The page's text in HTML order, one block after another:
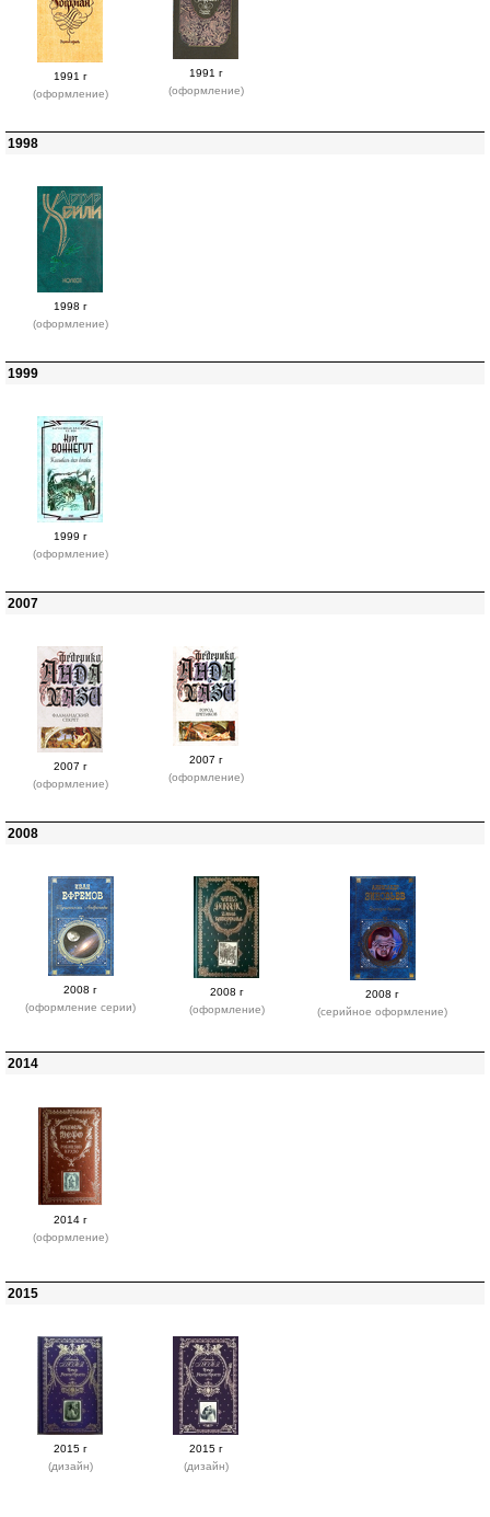
1991 г
(оформление)
1991 г
(оформление)
1998
1998 г
(оформление)
1999
1999 г
(оформление)
2007
2007 г
(оформление)
2007 г
(оформление)
2008
2008 г
(оформление серии)
2008 г
(оформление)
2008 г
(серийное оформление)
2014
2014 г
(оформление)
2015
2015 г
(дизайн)
2015 г
(дизайн)